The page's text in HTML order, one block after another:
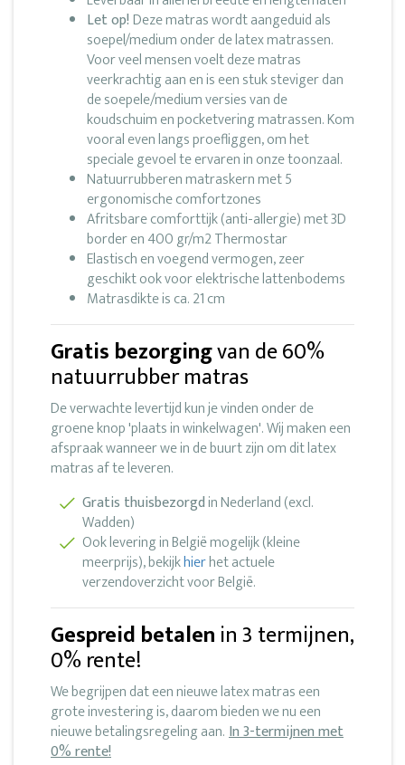
Let op!Deze matras wordt aangeduid als
soepel/medium onder de latex matrassen.
Voor veel mensen voelt deze matras
veerkrachtig aan en is een stuk steviger dan
de soepele/medium versies van de
koudschuim en pocketvering matrassen. Kom
vooral even langs proefliggen, om het
speciale gevoel te ervaren in onze toonzaal.
Natuurrubberen matraskern met 5
ergonomische comfortzones
Afritsbare comforttijk (anti-allergie) met 3D
border en 400 gr/m2 Thermostar
Elastisch en voegend vermogen, zeer
geschikt ook voor elektrische lattenbodems
Matrasdikte is ca. 21 cm
Gratis bezorgingvan de 60%
natuurrubber matras
De verwachte levertijd kun je vinden onder de
groene knop 'plaats in winkelwagen'. Wij maken een
afspraak wanneer we in de buurt zijn om dit latex
matras af te leveren.
Gratis thuisbezorgdin Nederland (excl.
Wadden)
Ook levering in België mogelijk (kleine
meerprijs), bekijkhierhet actuele
verzendoverzicht voor België.
Gespreid betalen in 3 termijnen,
0% rente!
We begrijpen dat een nieuwe latex matras een
grote investering is, daarom bieden we nu een
nieuwe betalingsregeling aan.In 3-termijnen met
0% rente!